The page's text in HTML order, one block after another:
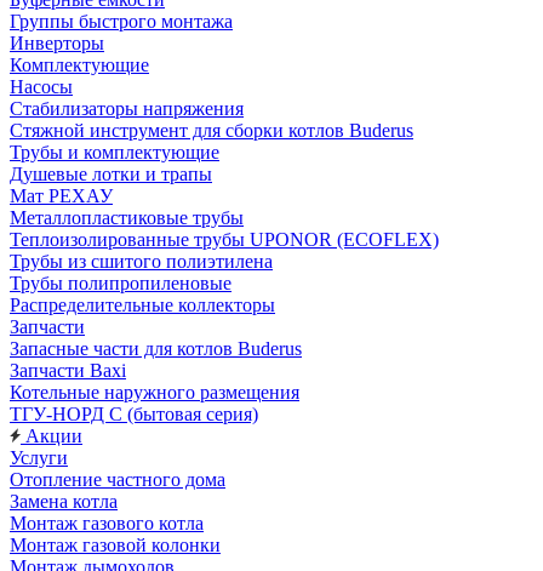
Группы быстрого монтажа
Инверторы
Комплектующие
Насосы
Стабилизаторы напряжения
Стяжной инструмент для сборки котлов Buderus
Трубы и комплектующие
Душевые лотки и трапы
Мат РЕХАУ
Металлопластиковые трубы
Теплоизолированные трубы UPONOR (ECOFLEX)
Трубы из сшитого полиэтилена
Трубы полипропиленовые
Распределительные коллекторы
Запчасти
Запасные части для котлов Buderus
Запчасти Baxi
Котельные наружного размещения
ТГУ-НОРД С (бытовая серия)
Акции
Услуги
Отопление частного дома
Замена котла
Монтаж газового котла
Монтаж газовой колонки
Монтаж дымоходов